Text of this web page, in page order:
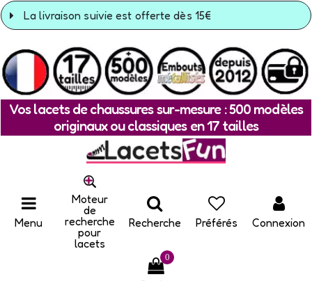
La livraison suivie est offerte dès 15€
Vos lacets de chaussures sur-mesure : 500 modèles
originaux ou classiques en 17 tailles
Menu
Moteur
de
recherche
pour
lacets
Recherche Préférés Connexion
0